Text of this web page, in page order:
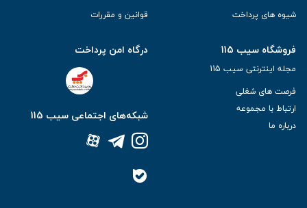
شیوه های پرداخت
قوانین و مقررات
فروشگاه سیب 115
مجله اینترنتی سیب 115
فرصت های شغلی
ارتباط با مجموعه
درباره ما
درگاه امن پرداخت
شبکه‌های اجتماعی سیب 115